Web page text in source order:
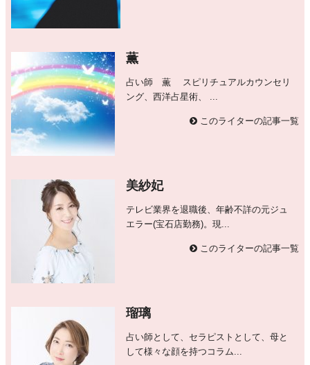
薫
占い師 薫 スピリチュアルカウンセリ
ング、西洋占星術、 ...
このライターの記事一覧
美紗妃
テレビ業界を退職後、年齢不詳の元ジュ
エラー(宝石店勤務)。現...
このライターの記事一覧
瑠璃
占い師として、セラピストとして、母と
して様々な顔を持つコラム...